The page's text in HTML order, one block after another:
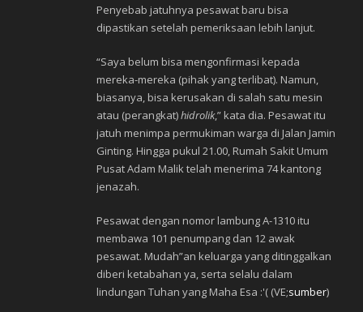
Penyebab jatuhnya pesawat baru bisa
dipastikan setelah pemeriksaan lebih lanjut.
“Saya belum bisa mengonfirmasi kepada
mereka-mereka (pihak yang terlibat). Namun,
biasanya, bisa kerusakan di salah satu mesin
atau (perangkat)hidrolik,” kata dia. Pesawat itu
jatuh menimpa permukiman warga di Jalan Jamin
Ginting. Hingga pukul 21.00, Rumah Sakit Umum
Pusat Adam Malik telah menerima 74 kantong
jenazah.
Pesawat dengan nomor lambung A-1310 itu
membawa 101 penumpang dan 12 awak
pesawat. Mudah”an keluarga yang ditinggalkan
diberi ketabahan ya, serta selalu dalam
lindungan Tuhan yang Maha Esa :'( (VE;sumber)